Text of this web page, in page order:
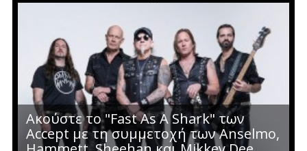
Ακούστε το "Fast As A Shark" των
Accept με τη συμμετοχή των Anselmo,